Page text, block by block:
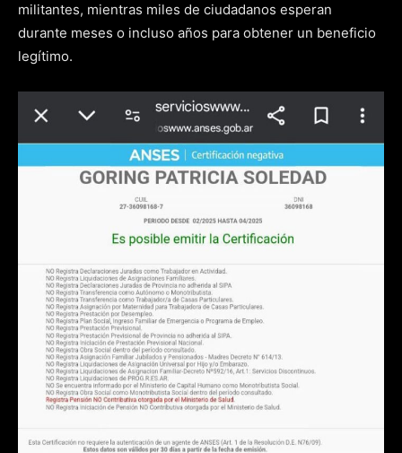
militantes, mientras miles de ciudadanos esperan
durante meses o incluso años para obtener un beneficio
legítimo.